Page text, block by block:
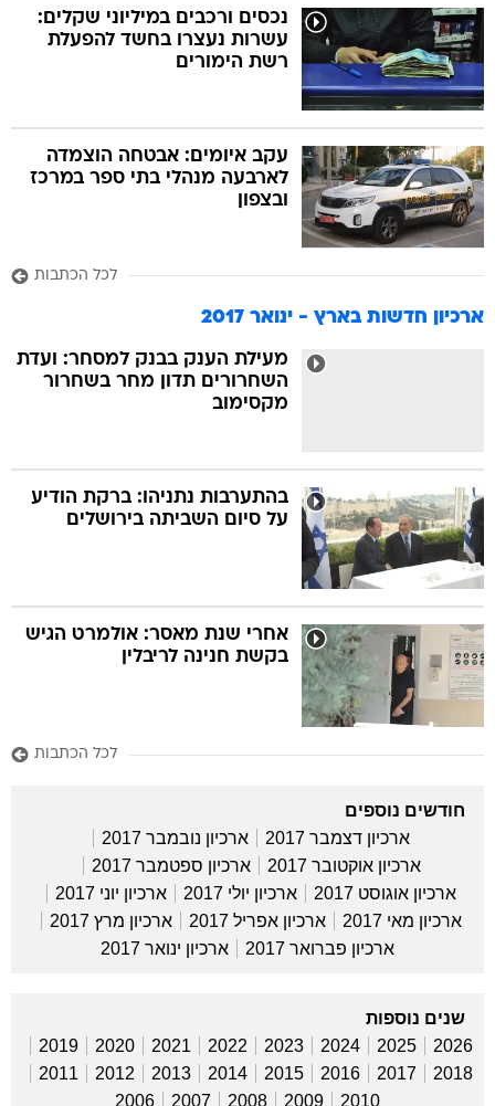
נכסים ורכבים במיליוני שקלים:
עשרות נעצרו בחשד להפעלת
רשת הימורים
עקב איומים: אבטחה הוצמדה
לארבעה מנהלי בתי ספר במרכז
ובצפון
לכל הכתבות
ארכיון חדשות בארץ - ינואר 2017
מעילת הענק בבנק למסחר: ועדת
השחרורים תדון מחר בשחרור
מקסימוב
בהתערבות נתניהו: ברקת הודיע
על סיום השביתה בירושלים
אחרי שנת מאסר: אולמרט הגיש
בקשת חנינה לריבלין
לכל הכתבות
חודשים נוספים
ארכיון דצמבר 2017
ארכיון נובמבר 2017
ארכיון אוקטובר 2017
ארכיון ספטמבר 2017
ארכיון אוגוסט 2017
ארכיון יולי 2017
ארכיון יוני 2017
ארכיון מאי 2017
ארכיון אפריל 2017
ארכיון מרץ 2017
ארכיון פברואר 2017
ארכיון ינואר 2017
שנים נוספות
2026
2025
2024
2023
2022
2021
2020
2019
2018
2017
2016
2015
2014
2013
2012
2011
2010
2009
2008
2007
2006